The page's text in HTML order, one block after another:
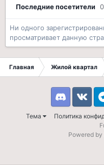
Последние посетители
Ни одного
просматривает данную
Главная Жилой квартал
Тема Политика
DiscordVK
Powered